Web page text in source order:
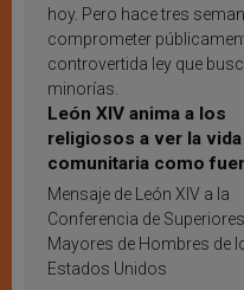
hoy. Pero hace tres
comprometer
controvertida ley que
minorías.
León XIV anima a los
religiosos a ver la vida
comunitaria como
inspiración y
Mensaje de León XIV a la
Conferencia de Superiores
Mayores de Hombres de
Estados Unidos